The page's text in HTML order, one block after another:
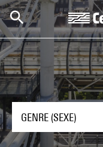
Aller au contenu principal
Centre Pompidou